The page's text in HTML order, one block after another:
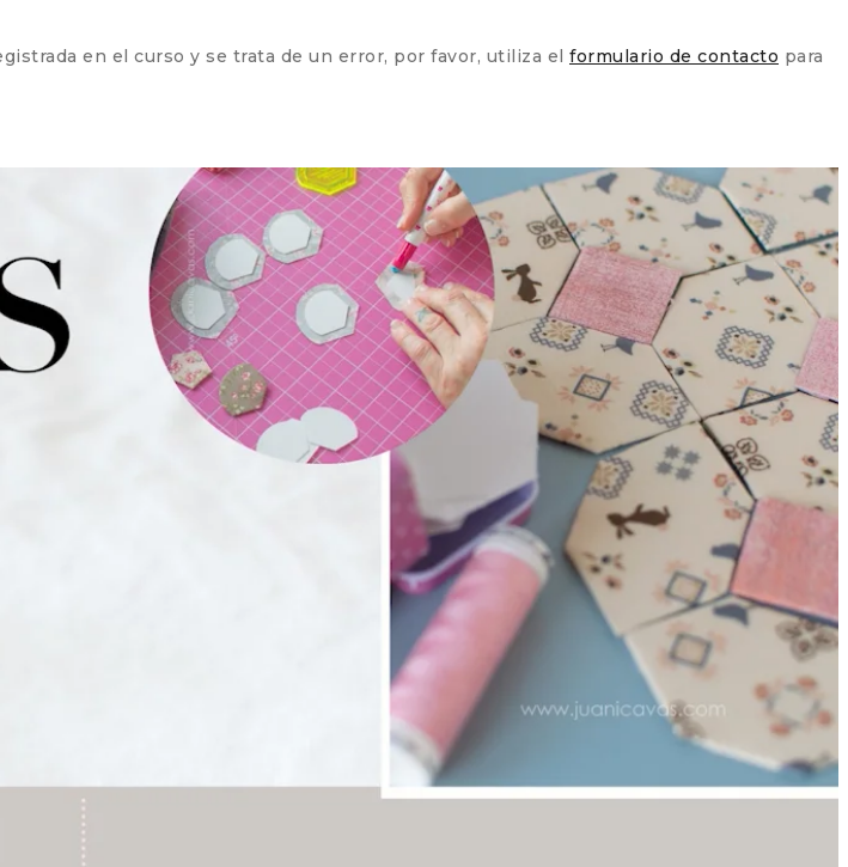
en el curso y se trata de un error, por favor, utiliza el formulario de contacto para